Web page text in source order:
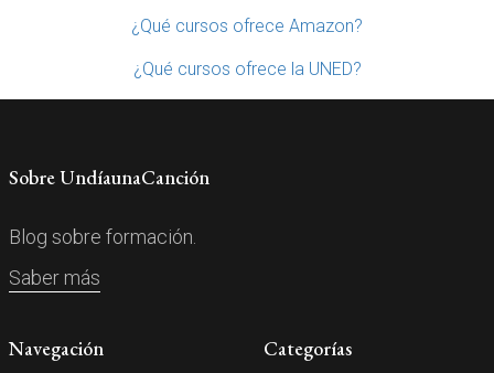
¿Qué cursos ofrece Amazon?
¿Qué cursos ofrece la UNED?
Sobre UndíaunaCanción
Blog sobre formación.
Saber más
Navegación Categorías